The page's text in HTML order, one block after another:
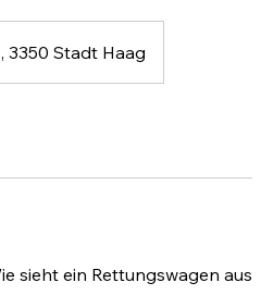
3350 Stadt Haag
sieht ein Rettungswagen aus